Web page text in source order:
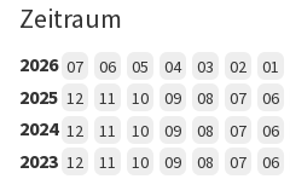
Zeitraum
2026 07 06 05 04 03 02 01
2025 12 11 10 09 08 07 06
2024 12 11 10 09 08 07 06
2023 12 11 10 09 08 07 06